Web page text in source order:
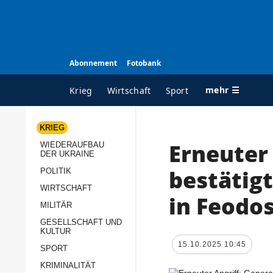
Abonnement Fotobank
Krieg Wirtschaft Sport mehr ☰
ALLE RUBRIKEN
Wiederaufbau der
Politik
Militär
KRIEG
WIEDERAUFBAU
DER UKRAINE
POLITIK
WIRTSCHAFT
MILITÄR
GESELLSCHAFT UND
KULTUR
SPORT
KRIMINALITÄT
in
15.10.2025 10:45